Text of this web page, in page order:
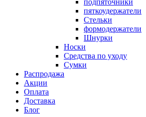
подпяточники
пяткоудержатели
Стельки
формодержатели
Шнурки
Носки
Средства по уходу
Сумки
Распродажа
Акции
Оплата
Доставка
Блог